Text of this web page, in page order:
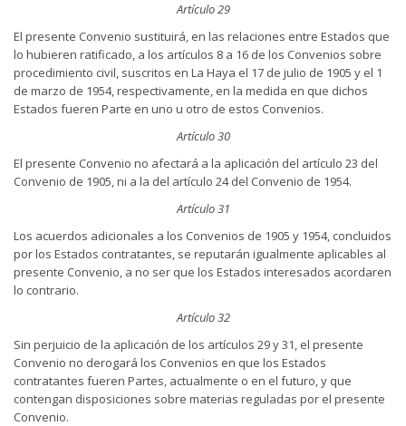
Artículo 29
El presente Convenio sustituirá, en las relaciones entre Estados que
lo hubieren ratificado, a los artículos 8 a 16 de los Convenios sobre
procedimiento civil, suscritos en La Haya el 17 de julio de 1905 y el 1
de marzo de 1954, respectivamente, en la medida en que dichos
Estados fueren Parte en uno u otro de estos Convenios.
Artículo 30
El presente Convenio no afectará a la aplicación del artículo 23 del
Convenio de 1905, ni a la del artículo 24 del Convenio de 1954.
Artículo 31
Los acuerdos adicionales a los Convenios de 1905 y 1954, concluidos
por los Estados contratantes, se reputarán igualmente aplicables al
presente Convenio, a no ser que los Estados interesados acordaren
lo contrario.
Artículo 32
Sin perjuicio de la aplicación de los artículos 29 y 31, el presente
Convenio no derogará los Convenios en que los Estados
contratantes fueren Partes, actualmente o en el futuro, y que
contengan disposiciones sobre materias reguladas por el presente
Convenio.